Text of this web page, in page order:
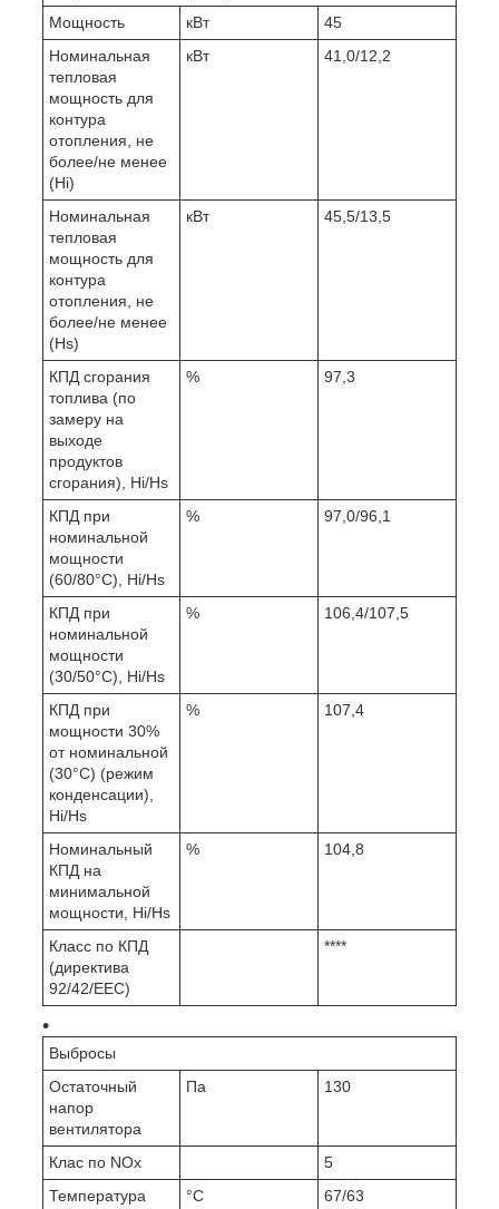
Мощность
кВт
45
Номинальная
тепловая
мощность для
контура
отопления, не
более/не менее
(Hi)
кВт 41,0/12,2
Номинальная
тепловая
мощность для
контура
отопления, не
более/не менее
(Hs)
кВт 45,5/13,5
КПД сгорания
топлива (по
замеру на
выходе
продуктов
сгорания), Hi/Hs
% 97,3
КПД при
номинальной
мощности
(60/80°С), Hi/Hs
% 97,0/96,1
КПД при
номинальной
мощности
(30/50°С), Hi/Hs
% 106,4/107,5
КПД при
мощности 30%
от номинальной
(30°С) (режим
конденсации),
Hi/Hs
% 107,4
Номинальный
КПД на
минимальной
мощности, Hi/Hs
% 104,8
Класс по КПД
(директива
92/42/EEC)
****
Выбросы
Остаточный
напор
вентилятора
Па 130
Клас по NOx
5
Температура
°C 67/63